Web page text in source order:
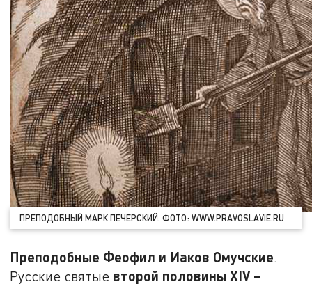
ПРЕПОДОБНЫЙ МАРК ПЕЧЕРСКИЙ. ФОТО: WWW.PRAVOSLAVIE.RU
Преподобные Феофил и Иаков Омучские.
Русские святые второй половиныXIV–